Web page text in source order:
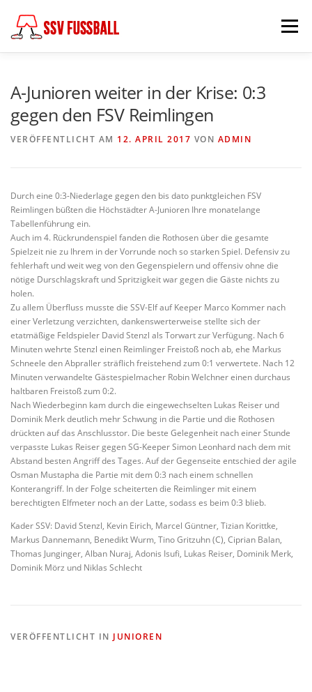
Inhalt
springen
Menü
KONTAKT
A-Junioren weiter in der Krise: 0:3
gegen den FSV Reimlingen
VERÖFFENTLICHT AM 12. APRIL 2017 VON ADMIN
Durch eine 0:3-Niederlage gegen den bis dato punktgleichen FSV
Reimlingen büßten die Höchstädter A-Junioren Ihre monatelange
Tabellenführung ein.
Auch im 4. Rückrundenspiel fanden die Rothosen über die gesamte
Spielzeit nie zu Ihrem in der Vorrunde noch so starken Spiel. Defensiv zu
fehlerhaft und weit weg von den Gegenspielern und offensiv ohne die
nötige Durschlagskraft und Spritzigkeit war gegen die Gäste nichts zu
holen.
Zu allem Überfluss musste die SSV-Elf auf Keeper Marco Kommer nach
einer Verletzung verzichten, dankenswerterweise stellte sich der
etatmäßige Feldspieler David Stenzl als Torwart zur Verfügung. Nach 6
Minuten wehrte Stenzl einen Reimlinger Freistoß noch ab, ehe Markus
Schneele den Abpraller sträflich freistehend zum 0:1 verwertete. Nach 12
Minuten verwandelte Gästespielmacher Robin Welchner einen durchaus
haltbaren Freistoß zum 0:2.
Nach Wiederbeginn kam durch die eingewechselten Lukas Reiser und
Dominik Merk deutlich mehr Schwung in die Partie und die Rothosen
drückten auf das Anschlusstor. Die beste Gelegenheit nach einer Stunde
verpasste Lukas Reiser gegen SG-Keeper Simon Leonhard nach dem mit
Abstand besten Angriff des Tages. Auf der Gegenseite entschied der agile
Osman Mustapha die Partie mit dem 0:3 nach einem schnellen
Konterangriff. In der Folge scheiterten die Reimlinger mit einem
berechtigten Elfmeter noch an der Latte, sodass es beim 0:3 blieb.
Kader SSV: David Stenzl, Kevin Eirich, Marcel Güntner, Tizian Korittke,
Markus Dannemann, Benedikt Wurm, Tino Gritzuhn (C), Ciprian Balan,
Thomas Junginger, Alban Nuraj, Adonis Isufi, Lukas Reiser, Dominik Merk,
Dominik Mörz und Niklas Schlecht
VERÖFFENTLICHT IN JUNIOREN